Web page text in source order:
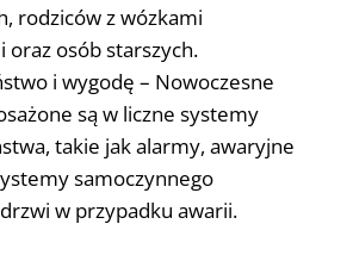
rodziców z wózkami
oraz osób starszych.
i wygodę – Nowoczesne
są w liczne systemy
takie jak alarmy, awaryjne
samoczynnego
w przypadku awarii.